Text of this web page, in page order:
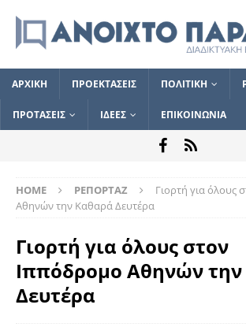
ΑΡΧΙΚΗ ΠΡΟΕΚΤΑΣΕΙΣ ΠΟΛΙΤΙΚΗ
ΠΡΟΤΑΣΕΙΣ ΙΔΕΕΣ ΕΠΙΚΟΙΝΩΝΙΑ
HOME ΡΕΠΟΡΤΑΖ
Γιορτή για όλους
Αθηνών την Καθαρά Δευτέρα
Γιορτή για όλους στον
Ιππόδρομο Αθηνών
Δευτέρα